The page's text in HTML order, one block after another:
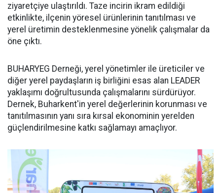
ziyaretçiye ulaştırıldı. Taze incirin ikram edildiği
etkinlikte, ilçenin yöresel ürünlerinin tanıtılması ve
yerel üretimin desteklenmesine yönelik çalışmalar da
öne çıktı.
BUHARYEG Derneği, yerel yönetimler ile üreticiler ve
diğer yerel paydaşların iş birliğini esas alan LEADER
yaklaşımı doğrultusunda çalışmalarını sürdürüyor.
Dernek, Buharkent'in yerel değerlerinin korunması ve
tanıtılmasının yanı sıra kırsal ekonominin yerelden
güçlendirilmesine katkı sağlamayı amaçlıyor.